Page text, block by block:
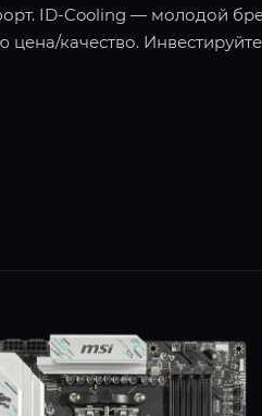
ID-Cooling — молодой
качество.